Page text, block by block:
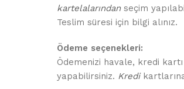
kartelalarından seçim
Teslim süresi için bilgi alınız.
Ödeme seçenekleri:
Ödemenizi havale, kredi
yapabilirsiniz. Kredi